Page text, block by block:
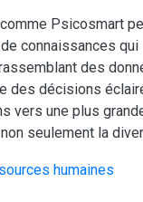
Psicosmart
connaissances
des
des décisions
vers une plus
seulement la